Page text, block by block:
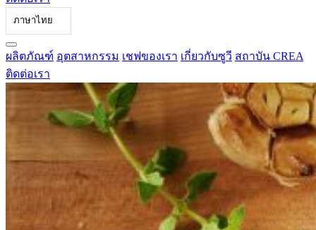
ภาษาไทย
ผลิตภัณฑ์ อุตสาหกรรม เชฟของเรา เกี่ยวกับซูวี สถาบัน CREA
ติดต่อเรา